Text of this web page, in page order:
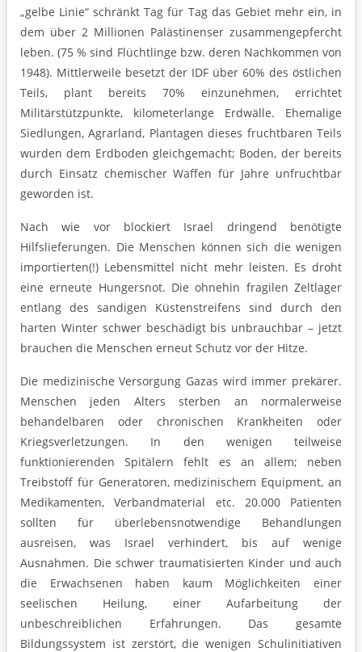
„gelbe Linie“ schränkt Tag für Tag das Gebiet mehr ein, in
dem über 2 Millionen Palästinenser zusammengepfercht
leben. (75 % sind Flüchtlinge bzw. deren Nachkommen von
1948). Mittlerweile besetzt der IDF über 60% des östlichen
Teils, plant bereits 70% einzunehmen, errichtet
Militärstützpunkte, kilometerlange Erdwälle. Ehemalige
Siedlungen, Agrarland, Plantagen dieses fruchtbaren Teils
wurden dem Erdboden gleichgemacht; Boden, der bereits
durch Einsatz chemischer Waffen für Jahre unfruchtbar
geworden ist.
Nach wie vor blockiert Israel dringend benötigte
Hilfslieferungen. Die Menschen können sich die wenigen
importierten(!) Lebensmittel nicht mehr leisten. Es droht
eine erneute Hungersnot. Die ohnehin fragilen Zeltlager
entlang des sandigen Küstenstreifens sind durch den
harten Winter schwer beschädigt bis unbrauchbar – jetzt
brauchen die Menschen erneut Schutz vor der Hitze.
Die medizinische Versorgung Gazas wird immer prekärer.
Menschen jeden Alters sterben an normalerweise
behandelbaren oder chronischen Krankheiten oder
Kriegsverletzungen. In den wenigen teilweise
funktionierenden Spitälern fehlt es an allem; neben
Treibstoff für Generatoren, medizinischem Equipment, an
Medikamenten, Verbandmaterial etc. 20.000 Patienten
sollten für überlebensnotwendige Behandlungen
ausreisen, was Israel verhindert, bis auf wenige
Ausnahmen. Die schwer traumatisierten Kinder und auch
die Erwachsenen haben kaum Möglichkeiten einer
seelischen Heilung, einer Aufarbeitung der
unbeschreiblichen Erfahrungen. Das gesamte
Bildungssystem ist zerstört, die wenigen Schulinitiativen